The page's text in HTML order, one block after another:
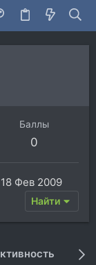
Баллы
0
18 Фев 2009
Найти